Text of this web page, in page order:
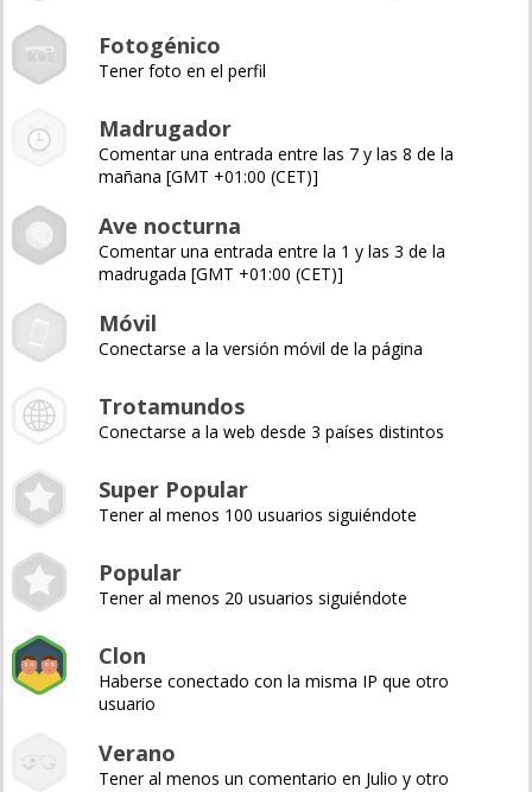
Fotogénico
Tener foto en el perfil
Madrugador
Comentar una entrada entre las 7 y las 8 de la
mañana [GMT +01:00 (CET)]
Ave nocturna
Comentar una entrada entre la 1 y las 3 de la
madrugada [GMT +01:00 (CET)]
Móvil
Conectarse a la versión móvil de la página
Trotamundos
Conectarse a la web desde 3 países distintos
Super Popular
Tener al menos 100 usuarios siguiéndote
Popular
Tener al menos 20 usuarios siguiéndote
Clon
Haberse conectado con la misma IP que otro
usuario
Verano
Tener al menos un comentario en Julio y otro